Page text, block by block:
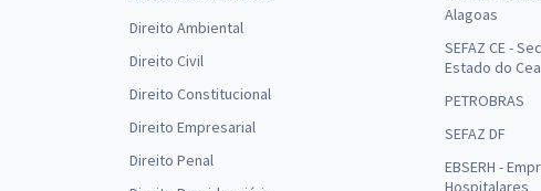
Direito Ambiental
Direito Civil
Direito Constitucional
Direito Empresarial
Direito Penal
Alagoas
SEFAZ CE -
Estado do
PETROBRAS
SEFAZ DF
EBSERH -
Hospitalares